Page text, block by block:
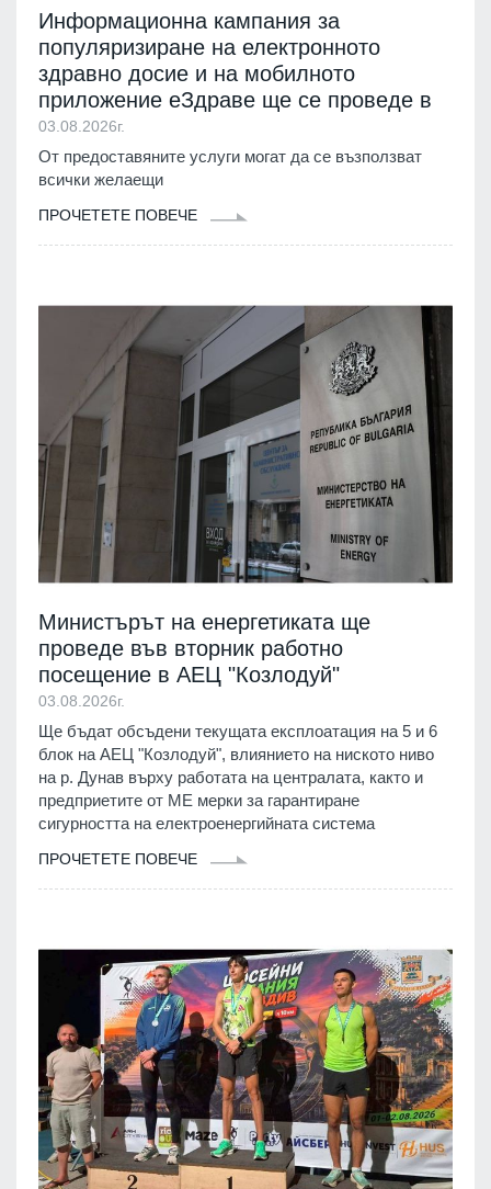
Информационна кампания за
популяризиране на електронното
здравно досие и на мобилното
приложение еЗдраве ще се проведе в
03.08.2026г.
От предоставяните услуги могат да се възползват
всички желаещи
ПРОЧЕТЕТЕ ПОВЕЧЕ
Министърът на енергетиката ще
проведе във вторник работно
посещение в АЕЦ "Козлодуй"
03.08.2026г.
Ще бъдат обсъдени текущата експлоатация на 5 и 6
блок на АЕЦ "Козлодуй", влиянието на ниското ниво
на р. Дунав върху работата на централата, както и
предприетите от МЕ мерки за гарантиране
сигурността на електроенергийната система
ПРОЧЕТЕТЕ ПОВЕЧЕ